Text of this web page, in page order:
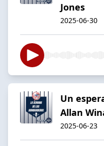
Jones
2025-06-30
Un
Allan
2025-06-23